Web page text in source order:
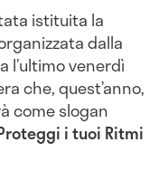
istituita la
dalla
l’ultimo venerdì
che, quest’anno,
come slogan
i tuoi Ritmi